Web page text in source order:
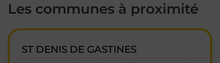
Les communes à proximité
ST DENIS DE GASTINES